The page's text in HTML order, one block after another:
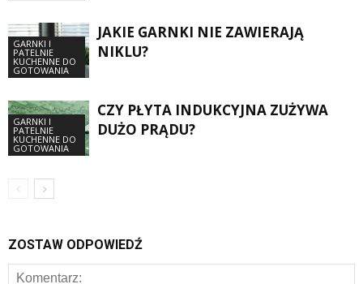
GARNKI I
PATELNIE
KUCHENNE DO
GOTOWANIA
JAKIE GARNKI NIE ZAWIERAJĄ
NIKLU?
GARNKI I
PATELNIE
KUCHENNE DO
GOTOWANIA
CZY PŁYTA INDUKCYJNA ZUŻYWA
DUŻO PRĄDU?
ZOSTAW ODPOWIEDŹ